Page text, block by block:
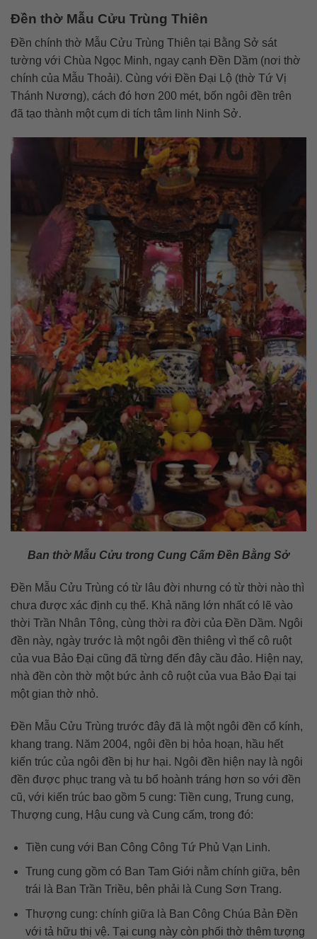
Đền thờ Mẫu Cửu Trùng Thiên
Đền chính thờ Mẫu Cửu Trùng Thiên tại Bằng Sở sát
tường với Chùa Ngọc Minh, ngay cạnh Đền Dầm (nơi thờ
chính của Mẫu Thoải). Cùng với Đền Đại Lộ (thờ Tứ Vị
Thánh Nương), cách đó hơn 200 mét, bốn ngôi đền trên
đã tạo thành một cụm di tích tâm linh Ninh Sở.
Ban thờ Mẫu Cửu trong Cung Cấm Đền Bằng Sở
Đền Mẫu Cửu Trùng có từ lâu đời nhưng có từ thời nào thì
chưa được xác định cụ thể. Khả năng lớn nhất có lẽ vào
thời Trần Nhân Tông, cùng thời ra đời của Đền Dầm. Ngôi
đền này, ngày trước là một ngôi đền thiêng vì thế cô ruột
của vua Bảo Đại cũng đã từng đến đây cầu đảo. Hiện nay,
nhà đền còn thờ một bức ảnh cô ruột của vua Bảo Đại tại
một gian thờ nhỏ.
Đền Mẫu Cửu Trùng trước đây đã là một ngôi đền cổ kính,
khang trang. Năm 2004, ngôi đền bị hỏa hoạn, hầu hết
kiến trúc của ngôi đền bị hư hại. Ngôi đền hiện nay là ngôi
đền được phục trang và tu bổ hoành tráng hơn so với đền
cũ, với kiến trúc bao gồm 5 cung: Tiền cung, Trung cung,
Thượng cung, Hậu cung và Cung cấm, trong đó:
Tiền cung với Ban Công Công Tứ Phủ Vạn Linh.
Trung cung gồm có Ban Tam Giới nằm chính giữa, bên
trái là Ban Trần Triều, bên phải là Cung Sơn Trang.
Thượng cung: chính giữa là Ban Công Chúa Bản Đền
với tả hữu thị vệ. Tại cung này còn phối thờ thêm tượng